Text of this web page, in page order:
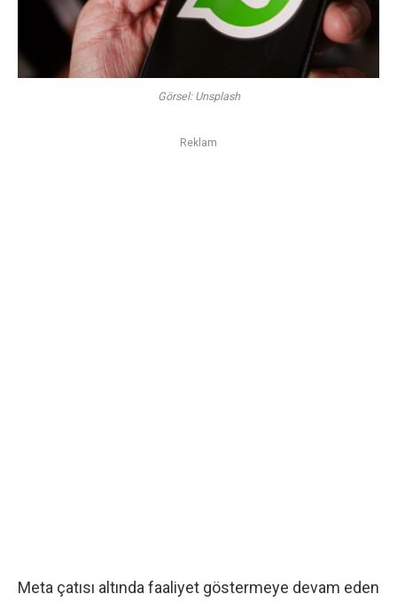
Görsel: Unsplash
Reklam
Meta çatısı altında faaliyet göstermeye devam eden